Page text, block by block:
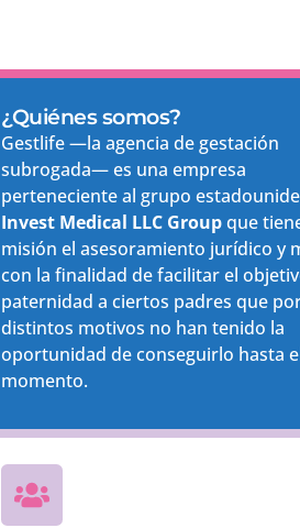
¿Quiénes somos?
Gestlife —la agencia de gestación
subrogada— es una empresa
perteneciente al grupo
Invest Medical LLC Groupque
misión el asesoramiento jurídico y
con la finalidad de facilitar el
paternidad a ciertos padres que
distintos motivos no han tenido la
oportunidad de conseguirlo hasta
momento.